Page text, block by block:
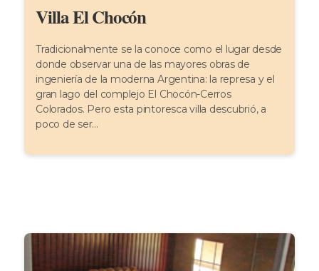
Villa El Chocón
Tradicionalmente se la conoce como el lugar desde
donde observar una de las mayores obras de
ingeniería de la moderna Argentina: la represa y el
gran lago del complejo El Chocón-Cerros
Colorados. Pero esta pintoresca villa descubrió, a
poco de ser...